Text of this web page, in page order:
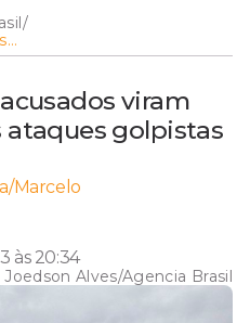
/
viram
ataques golpistas
Marcelo
às 20:34
Joedson Alves/Agencia Brasil